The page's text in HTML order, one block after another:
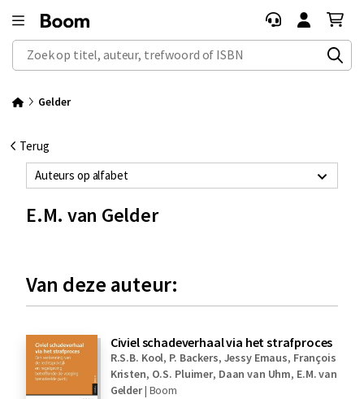
Zoek op titel, auteur, trefwoord of ISBN
Gelder
Terug
Auteurs op alfabet
E.M. van Gelder
Van deze auteur:
Civiel schadeverhaal via het strafproces
R.S.B. Kool, P. Backers, Jessy Emaus, François
Kristen, O.S. Pluimer, Daan van Uhm, E.M. van
Gelder| Boom